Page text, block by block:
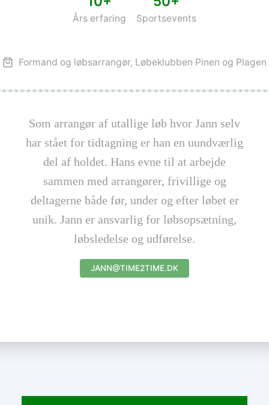
Års erfaring Sportsevents
Formand og løbsarrangør, Løbeklubben Pinen og Plagen
Som arrangør af utallige løb hvor Jann selv
har stået for tidtagning er han en uundværlig
del af holdet. Hans evne til at arbejde
sammen med arrangører, frivillige og
deltagerne både før, under og efter løbet er
unik. Jann er ansvarlig for løbsopsætning,
løbsledelse og udførelse.
JANN@TIME2TIME.DK